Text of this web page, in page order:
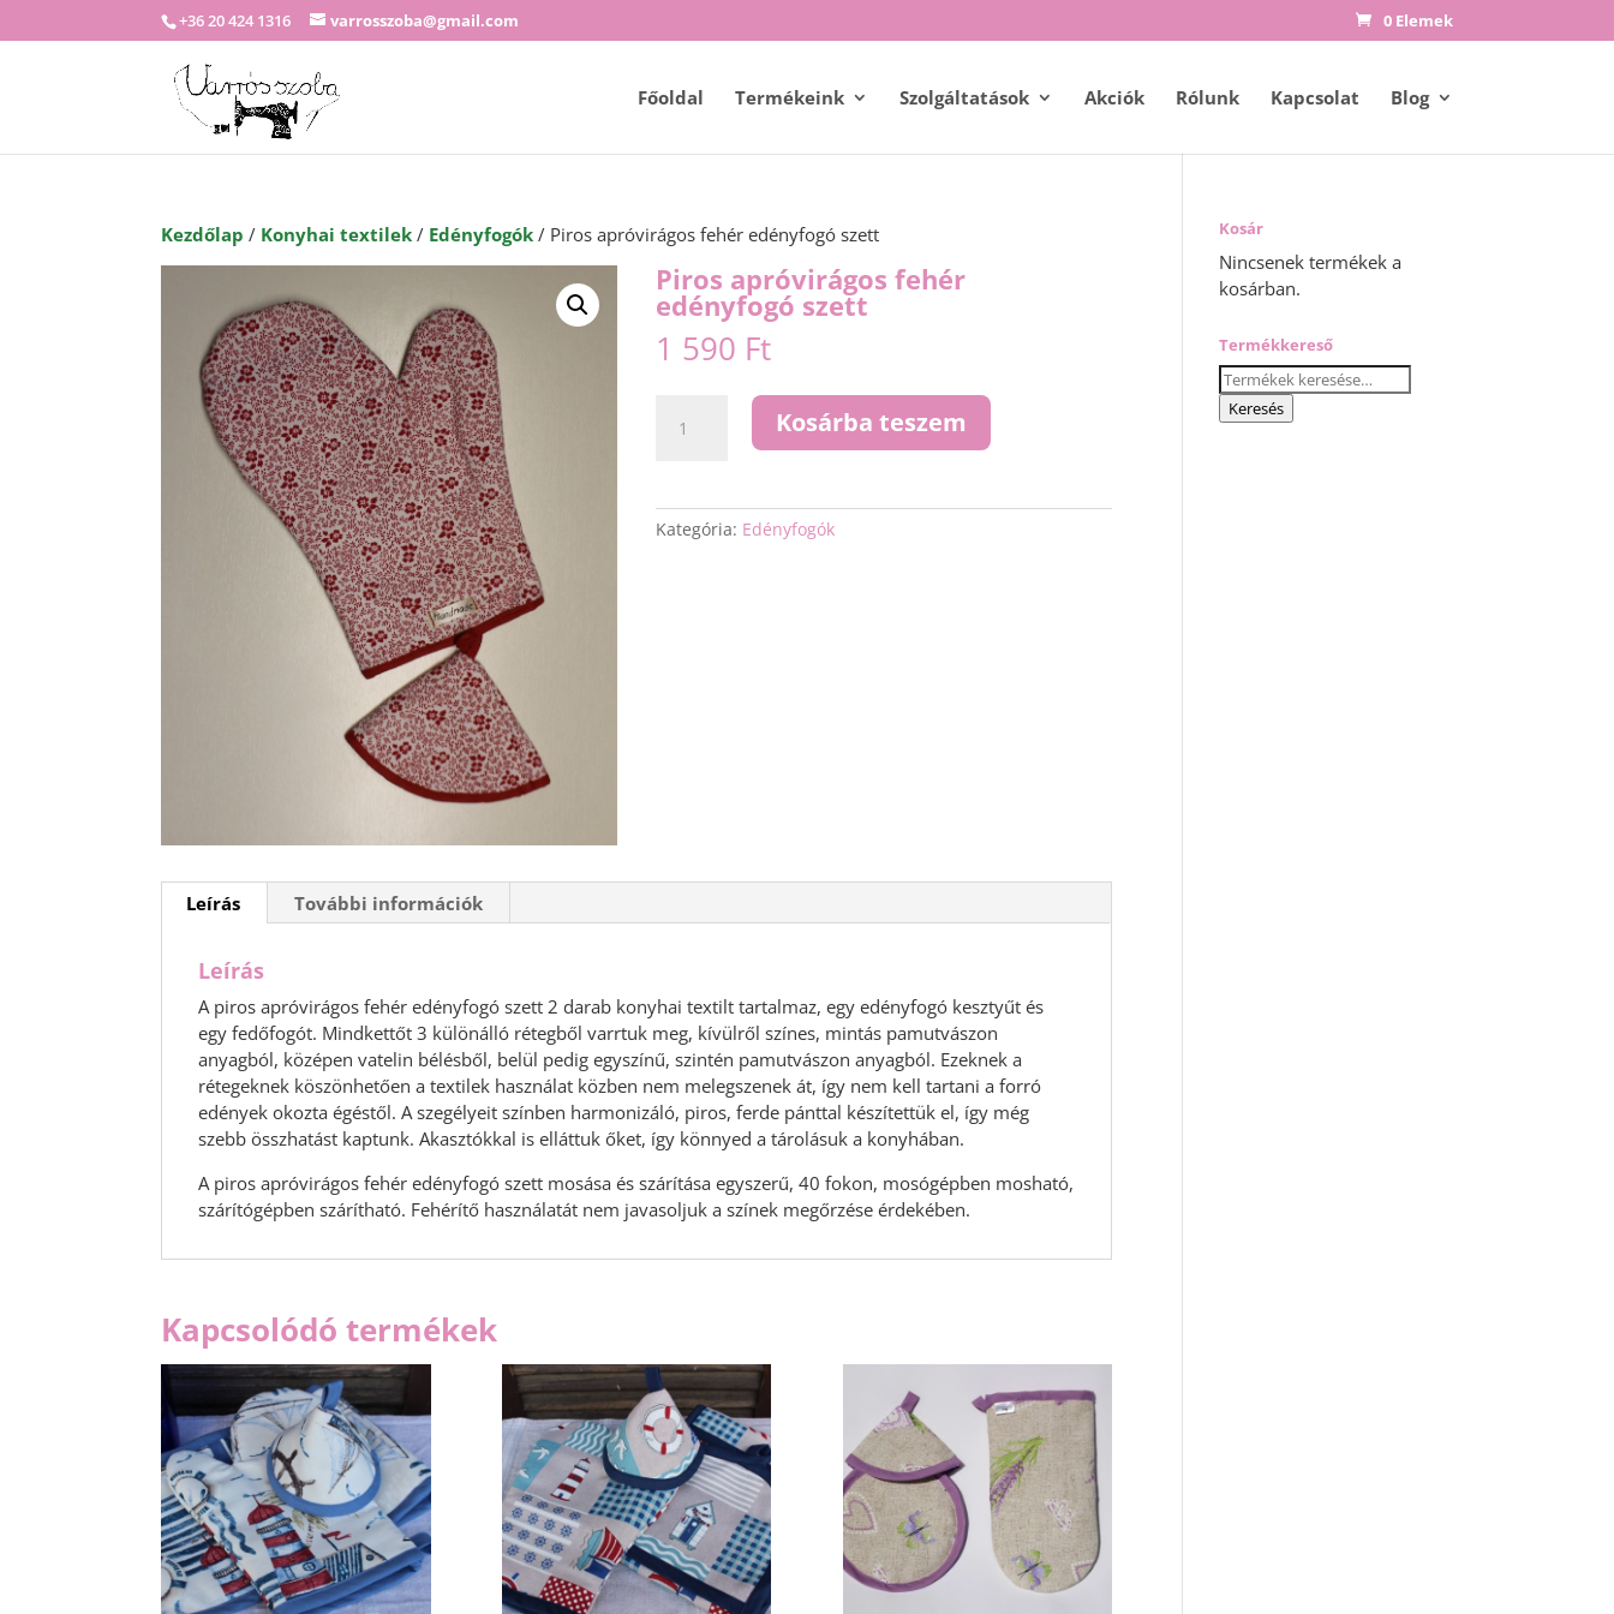
+36 20 424 1316 varrosszoba@gmail.com 0 Elemek
Főoldal Termékeink Szolgáltatások Akciók Rólunk Kapcsolat Blog
Kezdőlap / Konyhai textilek / Edényfogók / Piros apróvirágos fehér edényfogó szett
Piros apróvirágos fehér
edényfogó szett
1 590 Ft
apróvirágos
szett
mennyiség
Kosárba teszem
Kategória: Edényfogók
Leírás További információk
Leírás
A piros apróvirágos fehér edényfogó szett 2 darab konyhai textilt tartalmaz, egy edényfogó kesztyűt és
egy fedőfogót. Mindkettőt 3 különálló rétegből varrtuk meg, kívülről színes, mintás pamutvászon
anyagból, középen vatelin bélésből, belül pedig egyszínű, szintén pamutvászon anyagból. Ezeknek a
rétegeknek köszönhetően a textilek használat közben nem melegszenek át, így nem kell tartani a forró
edények okozta égéstől. A szegélyeit színben harmonizáló, piros, ferde pánttal készítettük el, így még
szebb összhatást kaptunk. Akasztókkal is elláttuk őket, így könnyed a tárolásuk a konyhában.
A piros apróvirágos fehér edényfogó szett mosása és szárítása egyszerű, 40 fokon, mosógépben mosható,
szárítógépben szárítható. Fehérítő használatát nem javasoljuk a színek megőrzése érdekében.
Kapcsolódó termékek
Kosár
Nincsenek termékek a
kosárban.
Termékkereső
Keresés
a
következőre:
Keresés